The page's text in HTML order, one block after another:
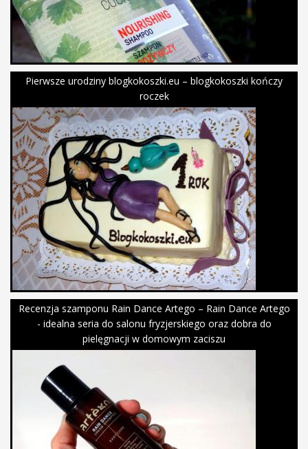
Pierwsze urodziny blogkokoszki.eu – blogkokoszki kończy
roczek
Recenzja szamponu Rain Dance Artego – Rain Dance Artego
- idealna seria do salonu fryzjerskiego oraz dobra do
pielęgnacji w domowym zaciszu